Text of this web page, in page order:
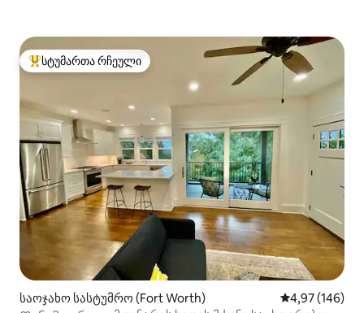
სტუმართა რჩეული მოწინავე ვარიანტი
სტუმართა რჩეული
საოჯახო სასტუმრო (Fort Worth) საშუალო
4,97 (146)